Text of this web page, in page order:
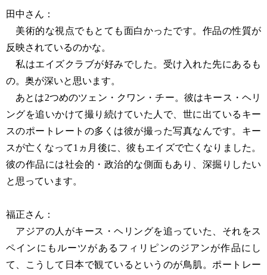
田中さん：
美術的な視点でもとても面白かったです。作品の性質が
反映されているのかな。
私はエイズクラブが好みでした。受け入れた先にあるも
の。奥が深いと思います。
あとは2つめのツェン・クワン・チー。彼はキース・ヘリ
ングを追いかけて撮り続けていた人で、世に出ているキー
スのポートレートの多くは彼が撮った写真なんです。キー
スが亡くなって1ヵ月後に、彼もエイズで亡くなりました。
彼の作品には社会的・政治的な側面もあり、深掘りしたい
と思っています。
福正さん：
アジアの人がキース・ヘリングを追っていた、それをス
ペインにもルーツがあるフィリピンのジアンが作品にし
て、こうして日本で観ているというのが鳥肌。ポートレー